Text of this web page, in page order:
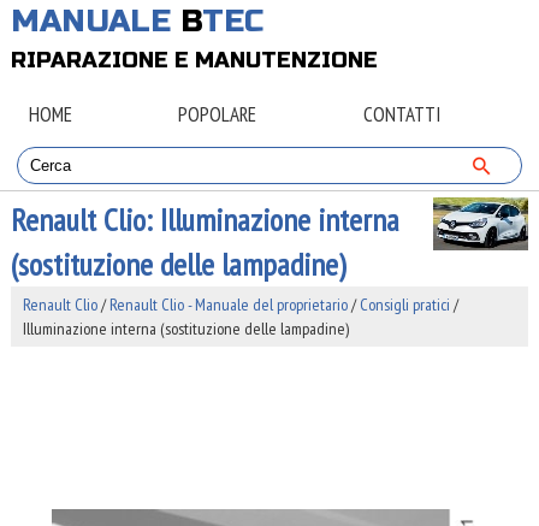
MANUALE BTEC
RIPARAZIONE E MANUTENZIONE
HOME POPOLARE CONTATTI
Renault Clio: Illuminazione interna
(sostituzione delle lampadine)
Renault Clio/Renault Clio - Manuale del proprietario/Consigli pratici /
Illuminazione interna (sostituzione delle lampadine)